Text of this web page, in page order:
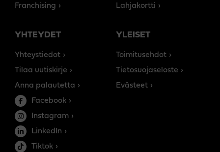
Franchising
Lahjakortti
YHTEYDET
Yhteystiedot
Tilaa uutiskirje
Anna palautetta
Facebook
Instagram
LinkedIn
Tiktok
YLEISET
Toimitusehdot
Tietosuojaseloste
Evästeet